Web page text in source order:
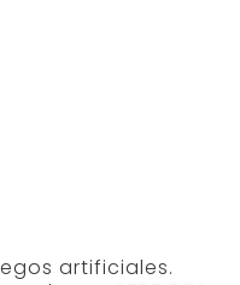
entre los equipos